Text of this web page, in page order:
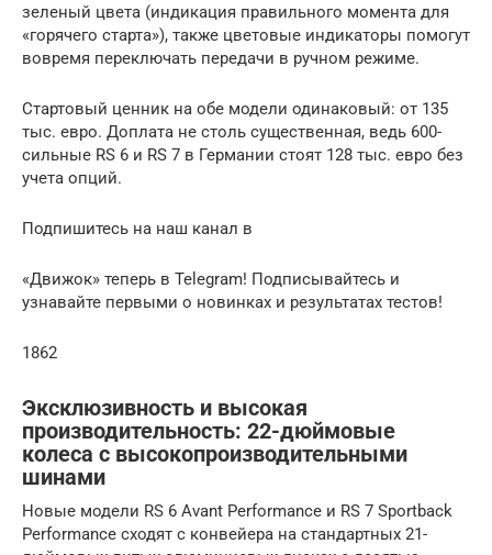
зеленый цвета (индикация правильного момента для
«горячего старта»), также цветовые индикаторы помогут
вовремя переключать передачи в ручном режиме.
Стартовый ценник на обе модели одинаковый: от 135
тыс. евро. Доплата не столь существенная, ведь 600-
сильные RS 6 и RS 7 в Германии стоят 128 тыс. евро без
учета опций.
Подпишитесь на наш канал в
«Движок» теперь в Telegram! Подписывайтесь и
узнавайте первыми о новинках и результатах тестов!
1862
Эксклюзивность и высокая
производительность: 22-дюймовые
колеса с высокопроизводительными
шинами
Новые модели RS 6 Avant Performance и RS 7 Sportback
Performance сходят с конвейера на стандартных 21-